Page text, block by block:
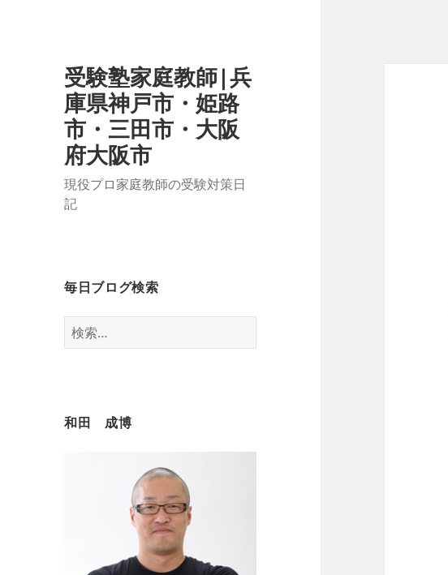
受験塾家庭教師|兵
庫県神戸市・姫路
市・三田市・大阪
府大阪市
現役プロ家庭教師の受験対策日
記
毎日ブログ検索
検
索:
和田 成博